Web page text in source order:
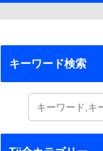
キーワード検索